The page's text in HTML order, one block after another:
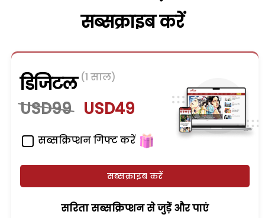
सब्सक्राइब करें
डिजिटल (1 साल)
USD99 USD49
सब्सक्रिप्शन गिफ्ट करें
सब्सक्राइब करें
सरिता सब्सक्रिप्शन से जुड़ेें और पाएं